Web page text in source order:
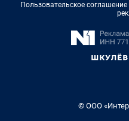
Пользовательское
© ООО